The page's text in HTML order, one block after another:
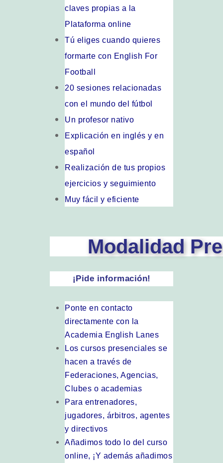
claves propias a la
Plataforma online
Tú eliges cuando quieres
formarte con English For
Football
20 sesiones relacionadas
con el mundo del fútbol
Un profesor nativo
Explicación en inglés y en
español
Realización de tus propios
ejercicios y seguimiento
Muy fácil y eficiente
Modalidad
¡Pide información!
Ponte en contacto
directamente con la
Academia English Lanes
Los cursos presenciales se
hacen a través de
Federaciones, Agencias,
Clubes o academias
Para entrenadores,
jugadores, árbitros, agentes
y directivos
Añadimos todo lo del curso
online, ¡Y además añadimos